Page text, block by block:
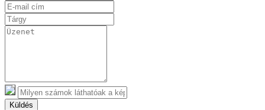
Küldés